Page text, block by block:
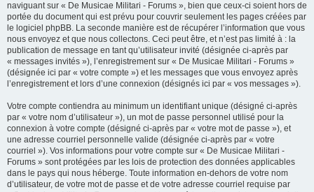
naviguant sur « De Musicae Militari - Forums », bien que ceux-ci soient hors de
portée du document qui est prévu pour couvrir seulement les pages créées par
le logiciel phpBB. La seconde manière est de récupérer l’information que vous
nous envoyez et que nous collectons. Ceci peut être, et n’est pas limité à : la
publication de message en tant qu’utilisateur invité (désignée ci-après par
« messages invités »), l’enregistrement sur « De Musicae Militari - Forums »
(désignée ici par « votre compte ») et les messages que vous envoyez après
l’enregistrement et lors d’une connexion (désignés ici par « vos messages »).
Votre compte contiendra au minimum un identifiant unique (désigné ci-après
par « votre nom d’utilisateur »), un mot de passe personnel utilisé pour la
connexion à votre compte (désigné ci-après par « votre mot de passe »), et
une adresse courriel personnelle valide (désignée ci-après par « votre
courriel »). Vos informations pour votre compte sur « De Musicae Militari -
Forums » sont protégées par les lois de protection des données applicables
dans le pays qui nous héberge. Toute information en-dehors de votre nom
d’utilisateur, de votre mot de passe et de votre adresse courriel requise par